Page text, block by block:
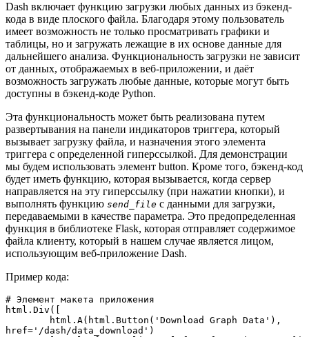
Dash включает функцию загрузки любых данных из бэкенд-
кода в виде плоского файла. Благодаря этому пользователь
имеет возможность не только просматривать графики и
таблицы, но и загружать лежащие в их основе данные для
дальнейшего анализа. Функциональность загрузки не зависит
от данных, отображаемых в веб-приложении, и даёт
возможность загружать любые данные, которые могут быть
доступны в бэкенд-коде Python.
Эта функциональность может быть реализована путем
развертывания на панели индикаторов триггера, который
вызывает загрузку файла, и назначения этого элемента
триггера с определенной гиперссылкой. Для демонстрации
мы будем использовать элемент button. Кроме того, бэкенд-код
будет иметь функцию, которая вызывается, когда сервер
направляется на эту гиперссылку (при нажатии кнопки), и
выполнять функцию send_file с данными для загрузки,
передаваемыми в качестве параметра. Это предопределенная
функция в библиотеке Flask, которая отправляет содержимое
файла клиенту, который в нашем случае является лицом,
использующим веб-приложение Dash.
Пример кода:
# Элемент макета приложения
html.Div([
href='/dash/data_download')